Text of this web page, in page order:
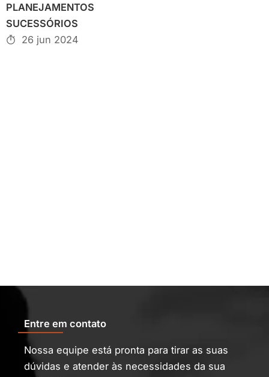
PLANEJAMENTOS
SUCESSÓRIOS
26 jun 2024
Entre em contato
Nossa equipe está pronta para tirar as suas
dúvidas e atender às necessidades da sua